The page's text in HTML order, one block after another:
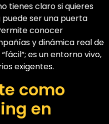
tienes claro si quieres
ser una puerta
conocer
y dinámica real de
es un entorno vivo,
exigentes.
como
en